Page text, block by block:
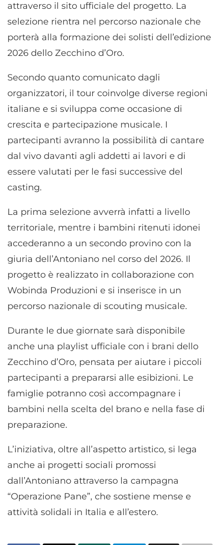
attraverso il sito ufficiale del progetto. La
selezione rientra nel percorso nazionale che
porterà alla formazione dei solisti dell’edizione
2026 dello Zecchino d’Oro.
Secondo quanto comunicato dagli
organizzatori, il tour coinvolge diverse regioni
italiane e si sviluppa come occasione di
crescita e partecipazione musicale. I
partecipanti avranno la possibilità di cantare
dal vivo davanti agli addetti ai lavori e di
essere valutati per le fasi successive del
casting.
La prima selezione avverrà infatti a livello
territoriale, mentre i bambini ritenuti idonei
accederanno a un secondo provino con la
giuria dell’Antoniano nel corso del 2026. Il
progetto è realizzato in collaborazione con
Wobinda Produzioni e si inserisce in un
percorso nazionale di scouting musicale.
Durante le due giornate sarà disponibile
anche una playlist ufficiale con i brani dello
Zecchino d’Oro, pensata per aiutare i piccoli
partecipanti a prepararsi alle esibizioni. Le
famiglie potranno così accompagnare i
bambini nella scelta del brano e nella fase di
preparazione.
L’iniziativa, oltre all’aspetto artistico, si lega
anche ai progetti sociali promossi
dall’Antoniano attraverso la campagna
“Operazione Pane”, che sostiene mense e
attività solidali in Italia e all’estero.